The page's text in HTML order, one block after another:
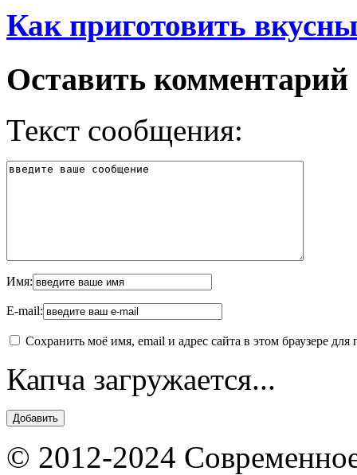
Как приготовить
Оставить комментарий
Текст сообщения:
Имя:
E-mail:
Сохранить моё имя, email и адрес сайта в этом браузере
Капча загружается...
© 2012-2024